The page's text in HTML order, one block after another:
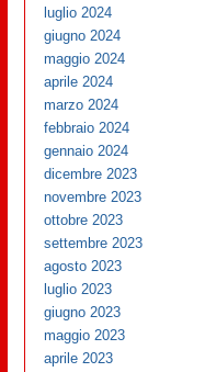
luglio 2024
giugno 2024
maggio 2024
aprile 2024
marzo 2024
febbraio 2024
gennaio 2024
dicembre 2023
novembre 2023
ottobre 2023
settembre 2023
agosto 2023
luglio 2023
giugno 2023
maggio 2023
aprile 2023